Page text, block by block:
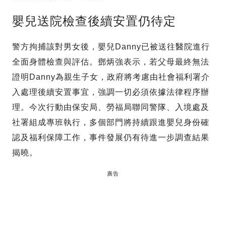
嬰兒送院檢查後續安置仍待定
警方拘捕該對男女後，嬰兒Danny已被送往醫院進行
全面身體檢查與評估。鄧炳強表示，若父母最終無法
證明Danny為親生子女，政府將考慮由社會福利署介
入處理後續安置事宜，強調一切必須依據法律程序辦
理。今次行動由保安局、勞福局聯同警隊、入境處及
社署組成專班執行，多個部門將持續跟進嬰兒身份確
認及福利保障工作，事件發展仍有待進一步調查結果
揭曉。
廣告